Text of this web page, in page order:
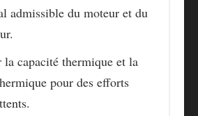
admissible du moteur et du
capacité thermique et la
pour des efforts